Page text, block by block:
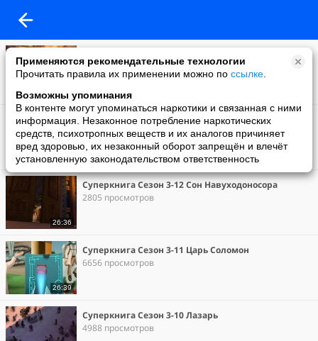
Применяются рекомендательные технологии
Прочитать правила их применении можно по ссылке
Возможны упоминания
В контенте могут упоминаться наркотики и связанная с ними
информация. Незаконное потребление наркотических
средств, психотропных веществ и их аналогов причиняет
вред здоровью, их незаконный оборот запрещён и влечёт
установленную законодательством ответственность
2 просмотра
26:38
Суперкнига Сезон 3-13 Добрый самарянин
3028 просмотров
26:36
Суперкнига Сезон 3-12 Сон Навуходоносора
2805 просмотров
26:39
Суперкнига Сезон 3-11 Царь Соломон
6656 просмотров
Суперкнига Сезон 3-10 Лазарь
4988 просмотров